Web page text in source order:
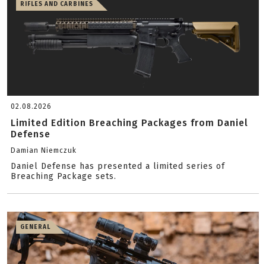
RIFLES AND CARBINES
02.08.2026
Limited Edition Breaching Packages from Daniel
Defense
Damian Niemczuk
Daniel Defense has presented a limited series of
Breaching Package sets.
GENERAL